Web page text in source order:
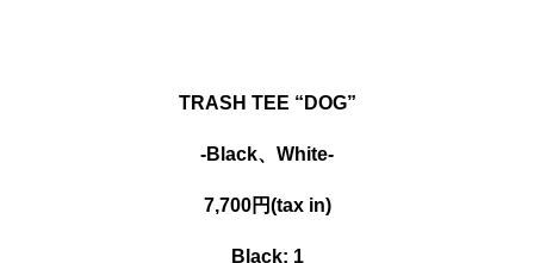
TRASH TEE “DOG”
-Black、White-
7,700円(tax in)
Black: 1